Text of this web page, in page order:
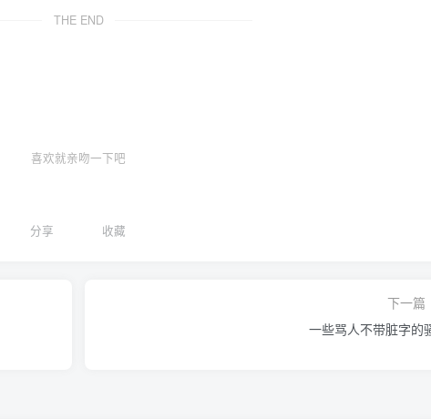
THE END
喜欢就亲吻一下吧
分享 收藏
下一篇
一些骂人不带脏字的